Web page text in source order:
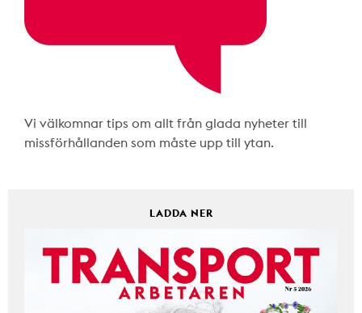
Vi välkomnar tips om allt från glada nyheter till
missförhållanden som måste upp till ytan.
LADDA NER